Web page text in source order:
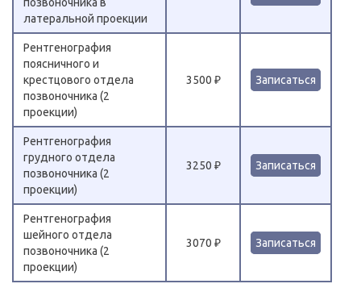
латеральной проекции
Рентгенография
поясничного и
крестцового отдела
позвоночника (2
проекции)
3500 ₽ Записаться
Рентгенография
грудного отдела
позвоночника (2
проекции)
3250 ₽ Записаться
Рентгенография
шейного отдела
позвоночника (2
проекции)
3070 ₽ Записаться